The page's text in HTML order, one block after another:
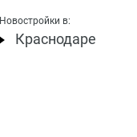
Новостройки в:
Краснодаре